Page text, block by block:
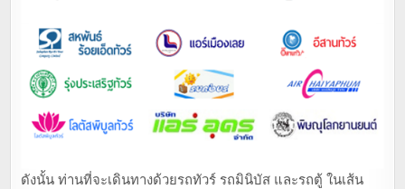
ดังนั้น ท่านที่จะเดินทางด้วยรถทัวร์ รถมินิบัส และรถตู้ ในเส้น